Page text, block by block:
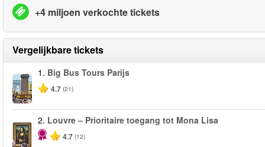
+4 miljoen verkochte tickets
Vergelijkbare tickets
1. Big Bus Tours Parijs
4.7 (21)
2. Louvre – Prioritaire toegang tot Mona Lisa
4.7 (12)